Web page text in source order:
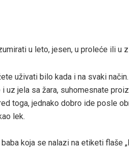
u leto, jesen, u proleće ili u
uživati bilo kada i na svaki
uz jela sa žara, suhomesnate
toga, jednako dobro ide posle
lek.
koja se nalazi na etiketi flaše